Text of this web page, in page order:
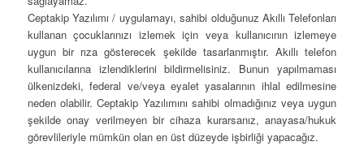
Ceptakip Yazılımı / uygulamayı, sahibi olduğunuz Akıllı Telefonları
kullanan çocuklarınızı izlemek için veya kullanıcının izlemeye
uygun bir rıza gösterecek şekilde tasarlanmıştır. Akıllı telefon
kullanıcılarına izlendiklerini bildirmelisiniz. Bunun yapılmaması
ülkenizdeki, federal ve/veya eyalet yasalarının ihlal edilmesine
neden olabilir. Ceptakip Yazılımını sahibi olmadığınız veya uygun
şekilde onay verilmeyen bir cihaza kurarsanız, anayasa/hukuk
görevlileriyle mümkün olan en üst düzeyde işbirliği yapacağız.